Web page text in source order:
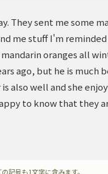
They sent me some
me stuff I'm
oranges all
ago, but he is much
also well and she
to know that they
記号も1文字に含みます。